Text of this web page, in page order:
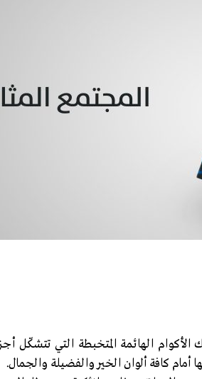
الأكوام الهائمة المتخبطة التي تتشكّل
كافة ألوان الخير والفضيلة والجمال.